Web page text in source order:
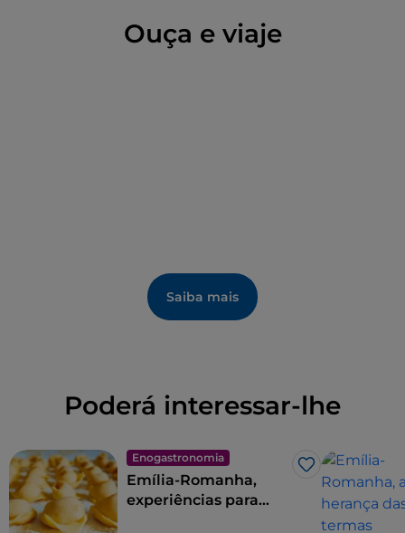
Ouça e viaje
Saiba mais
Poderá interessar-lhe
Enogastronomia
Gosto
Emília-Romanha,
experiências para